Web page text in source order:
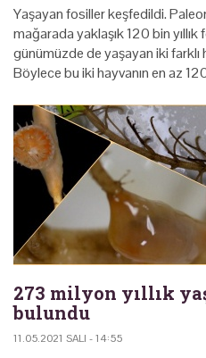
Yaşayan fosiller keşfedildi.
mağarada yaklaşık 120 bin
günümüzde de yaşayan iki farklı
Böylece bu iki hayvanın en az
273 milyon yıllık
bulundu
11.05.2021 SALI - 14:55